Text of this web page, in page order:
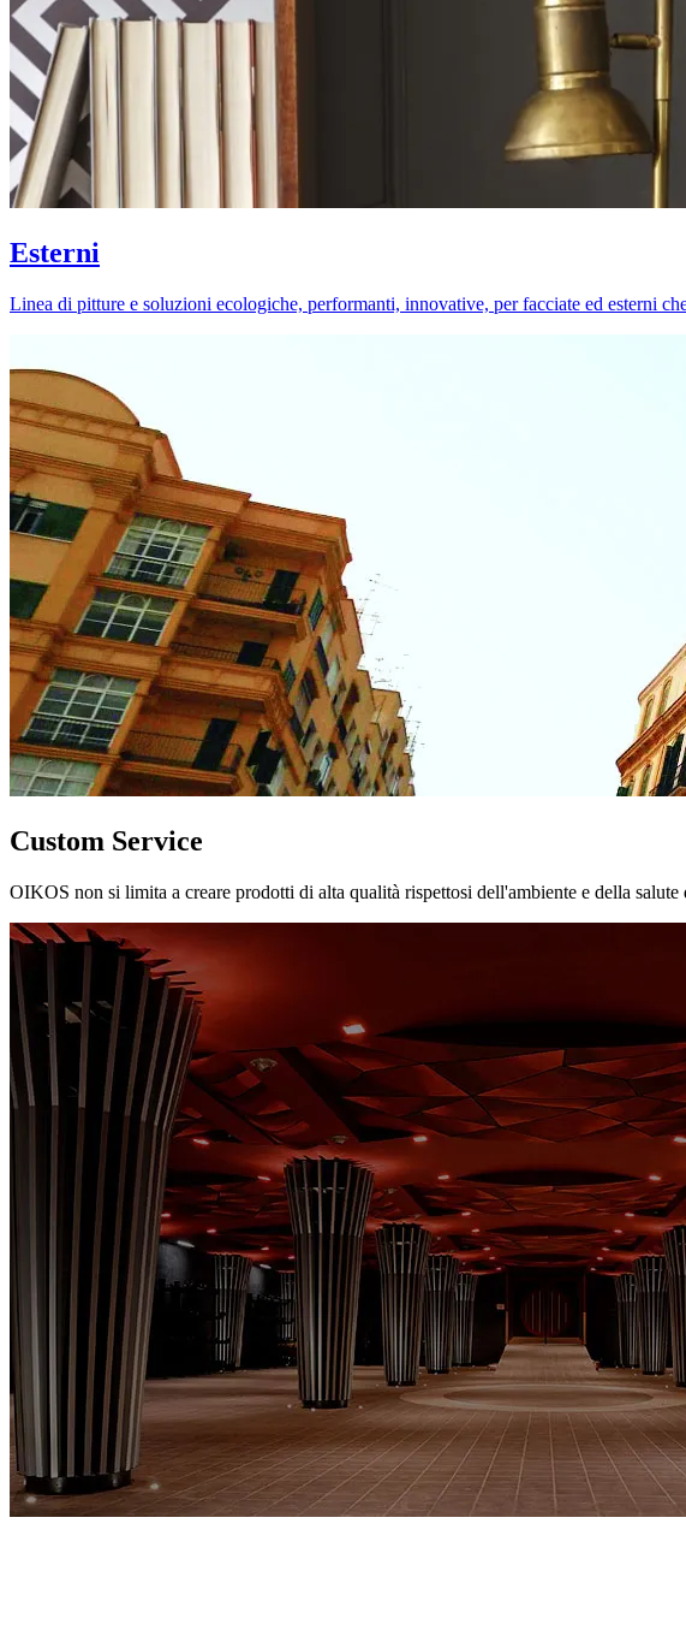
Esterni
Linea di pitture e soluzioni ecologiche, performanti, innovative, per facciate ed esterni
Custom Service
OIKOS non si limita a creare prodotti di alta qualità rispettosi dell'ambiente e della